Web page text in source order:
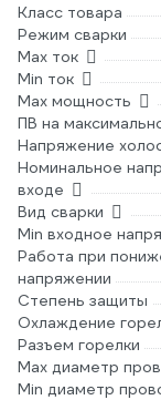
Класс товара
Режим сварки
Max ток
Min ток
Max мощность
ПВ на
Напряжение
Номинальное
входе
Вид сварки
Min входное
Работа при
напряжении
Степень защиты
Охлаждение
Разъем горелки
Max диаметр
Min диаметр